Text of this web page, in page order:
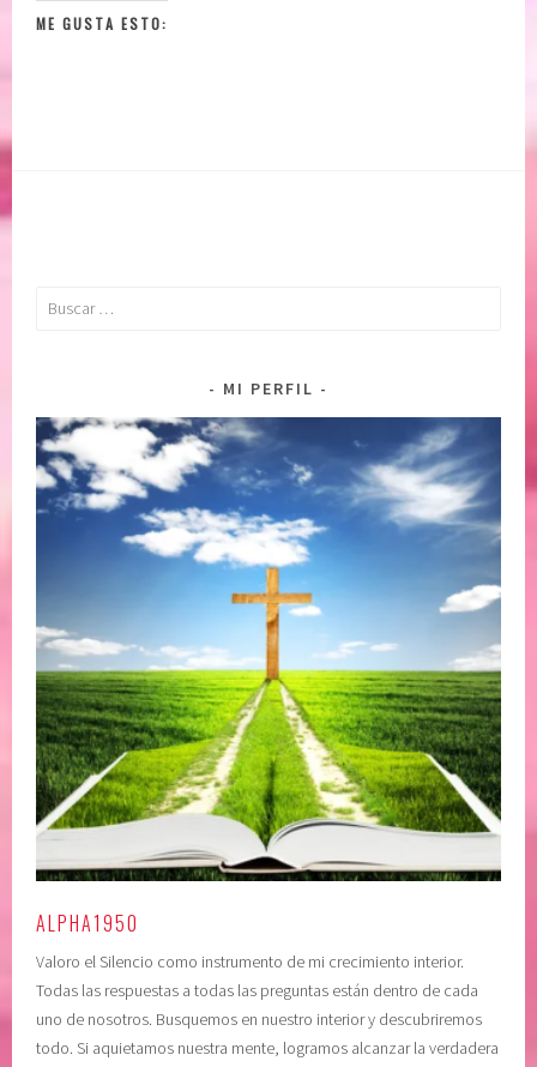
ME GUSTA ESTO:
Buscar:
MI PERFIL
ALPHA1950
Valoro el Silencio como instrumento de mi crecimiento interior.
Todas las respuestas a todas las preguntas están dentro de cada
uno de nosotros. Busquemos en nuestro interior y descubriremos
todo. Si aquietamos nuestra mente, logramos alcanzar la verdadera